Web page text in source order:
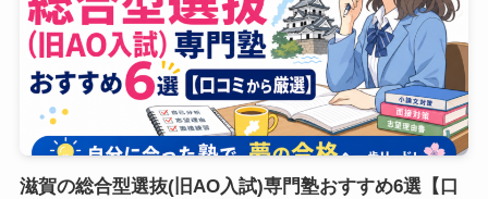
滋賀の総合型選抜(旧AO入試)専門塾おすすめ6選【口